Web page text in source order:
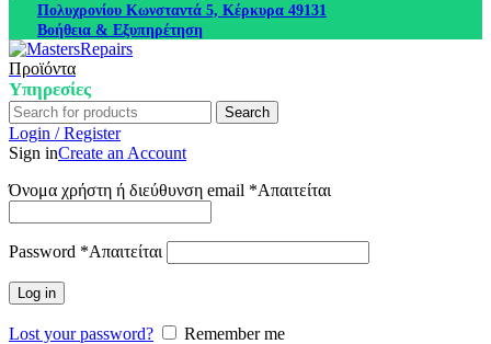
Πολυχρονίου Κωνσταντά 5, Κέρκυρα 49131
Βοήθεια & Εξυπηρέτηση
Προϊόντα
Υπηρεσίες
Search
Login / Register
Sign inCreate an Account
Όνομα χρήστη ή διεύθυνση email *Απαιτείται
Password *Απαιτείται
Log in
Lost your password?
Remember me